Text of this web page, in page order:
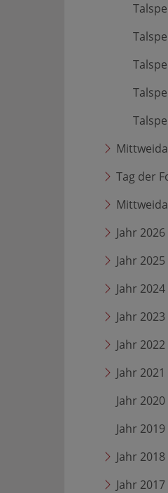
Tag der
Jahr 2026
Jahr 2025
Jahr 2024
Jahr 2023
Jahr 2022
Jahr 2021
Jahr 2020
Jahr 2019
Jahr 2018
Jahr 2017